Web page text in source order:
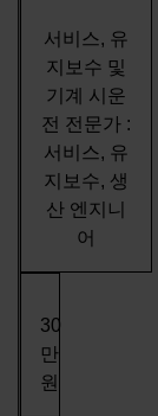
서비스, 유
지보수 및
기계 시운
전 전문가 :
서비스, 유
지보수, 생
산 엔지니
어
30
만
원